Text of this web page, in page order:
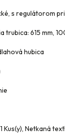
s regulátorom
trubica: 615 mm,
hubica
Kus(y), Netkaná